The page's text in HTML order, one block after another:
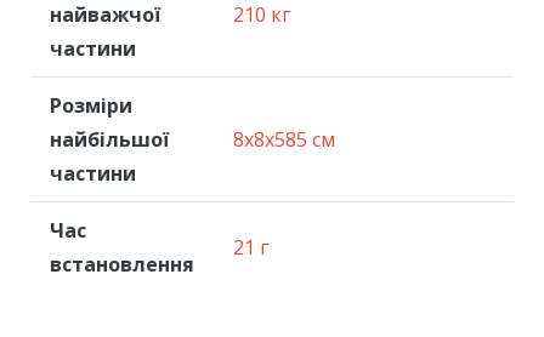
найважчої
частини
210 кг
Розміри
найбільшої
частини
8x8x585 см
Час
встановлення
21 г